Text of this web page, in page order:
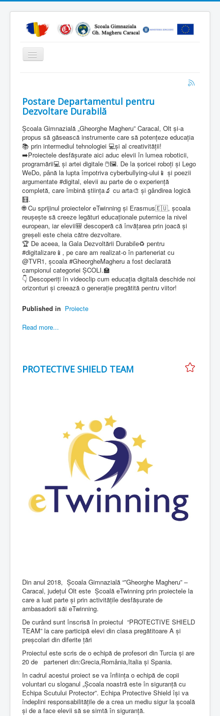
Comută
Organizare
Management educational
Proiecte europene
Secretariat
Educatie
Noutăți
Reviste
Contact
Sunteți aici: Educatie Proiecte
Postare Departamentul pentru
Dezvoltare Durabilă
Școala Gimnazială „Gheorghe Magheru” Caracal, Olt și-a
propus să găsească instrumente care să potențeze educația
📚 prin intermediul tehnologiei 💻și al creativității!
➡️Proiectele desfășurate aici aduc elevii în lumea roboticii,
programării💻 și artei digitale 🖱️🖼️. De la șoricei roboți și Lego
WeDo, până la lupta împotriva cyberbullying-ului📱 și poezii
argumentate #digital, elevii au parte de o experiență
completă, care îmbină știința🔬 cu arta🎨 și gândirea logică
🧮.
🌐 Cu sprijinul proiectelor eTwinning și Erasmus🇪🇺, școala
reușește să creeze legături educaționale puternice la nivel
european, iar elevii🎒 descoperă că învățarea prin joacă și
greșeli este cheia către dezvoltare.
🏆 De aceea, la Gala Dezvoltării Durabile♻️ pentru
#digitalizare📱, pe care am realizat-o în parteneriat cu
@TVR1, școala #GheorgheMagheru a fost declarată
campionul categoriei ȘCOLI.🏫
👇 Descoperiți în videoclip cum educația digitală deschide noi
orizonturi și creează o generație pregătită pentru viitor!
Published in Proiecte
Read more...
PROTECTIVE SHIELD TEAM
Din anul 2018, Școala Gimnazială “”Gheorghe Magheru” –
Caracal, județul Olt este Școală eTwinning prin proiectele la
care a luat parte și prin activitățile desfășurate de
ambasadorii săi eTwinning.
De curând sunt înscrisă în proiectul “PROTECTIVE SHIELD
TEAM” la care participă elevi din clasa pregătitoare A și
preșcolari din diferite țări
Proiectul este scris de o echipă de profesori din Turcia și are
20 de parteneri din:Grecia,România,Italia și Spania.
In cadrul acestui proiect se va înființa o echipă de copii
voluntari cu sloganul „Școala noastră este în siguranță cu
Echipa Scutului Protector”. Echipa Protective Shield își va
îndeplini responsabilitățile de a crea un mediu sigur la școală
și de a face elevii să se simtă în siguranță.